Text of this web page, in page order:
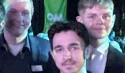
KLASSE 11
KLASSE 12